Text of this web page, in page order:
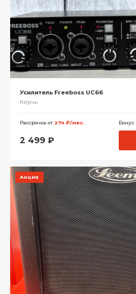
Усилитель Freeboss UC66
Керчь
Рассрочка от 274 ₽/мес. Бонус:
2 499 ₽
Акция